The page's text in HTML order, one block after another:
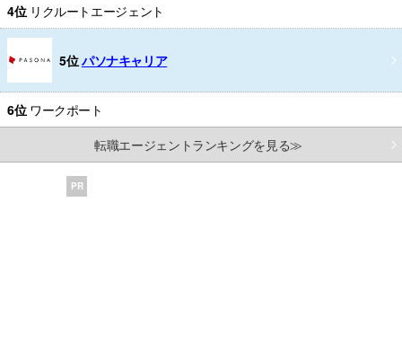
4位 リクルートエージェント
5位パソナキャリア
6位 ワークポート
転職エージェントランキングを見る≫
PR